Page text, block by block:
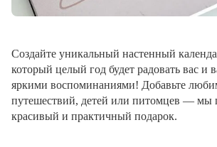
Создайте уникальный настенный
который целый год будет радовать вас и
яркими воспоминаниями! Добавьте
путешествий, детей или питомцев — мы
красивый и практичный подарок.